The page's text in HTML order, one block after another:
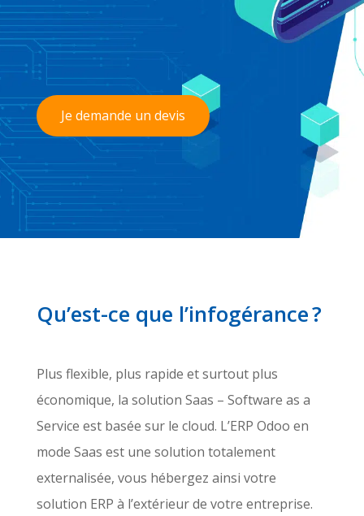
Je demande un devis
Qu’est-ce que l’infogérance ?
Plus flexible, plus rapide et surtout plus
économique, la solution Saas – Software as a
Service est basée sur le cloud. L’ERP Odoo en
mode Saas est une solution totalement
externalisée, vous hébergez ainsi votre
solution ERP à l’extérieur de votre entreprise.